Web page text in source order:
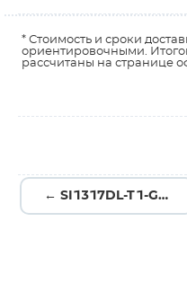
* Стоимость и сроки
ориентировочными.
рассчитаны на странице
← SI1317DL-T1-GE3